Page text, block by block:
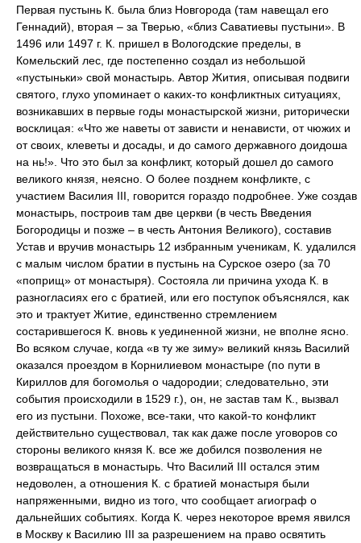
Первая пустынь К. была близ Новгорода (там навещал его
Геннадий), вторая – за Тверью, «близ Саватиевы пустыни». В
1496 или 1497 г. К. пришел в Вологодские пределы, в
Комельский лес, где постепенно создал из небольшой
«пустыньки» свой монастырь. Автор Жития, описывая подвиги
святого, глухо упоминает о каких-то конфликтных ситуациях,
возникавших в первые годы монастырской жизни, риторически
восклицая: «Что же наветы от зависти и ненависти, от чюжих и
от своих, клеветы и досады, и до самого державного доидоша
на нь!». Что это был за конфликт, который дошел до самого
великого князя, неясно. О более позднем конфликте, с
участием Василия III, говорится гораздо подробнее. Уже создав
монастырь, построив там две церкви (в честь Введения
Богородицы и позже – в честь Антония Великого), составив
Устав и вручив монастырь 12 избранным ученикам, К. удалился
с малым числом братии в пустынь на Сурское озеро (за 70
«поприщ» от монастыря). Состояла ли причина ухода К. в
разногласиях его с братией, или его поступок объяснялся, как
это и трактует Житие, единственно стремлением
состарившегося К. вновь к уединенной жизни, не вполне ясно.
Во всяком случае, когда «в ту же зиму» великий князь Василий
оказался проездом в Корнилиевом монастыре (по пути в
Кириллов для богомолья о чадородии; следовательно, эти
события происходили в 1529 г.), он, не застав там К., вызвал
его из пустыни. Похоже, все-таки, что какой-то конфликт
действительно существовал, так как даже после уговоров со
стороны великого князя К. все же добился позволения не
возвращаться в монастырь. Что Василий III остался этим
недоволен, а отношения К. с братией монастыря были
напряженными, видно из того, что сообщает агиограф о
дальнейших событиях. Когда К. через некоторое время явился
в Москву к Василию III за разрешением на право освятить